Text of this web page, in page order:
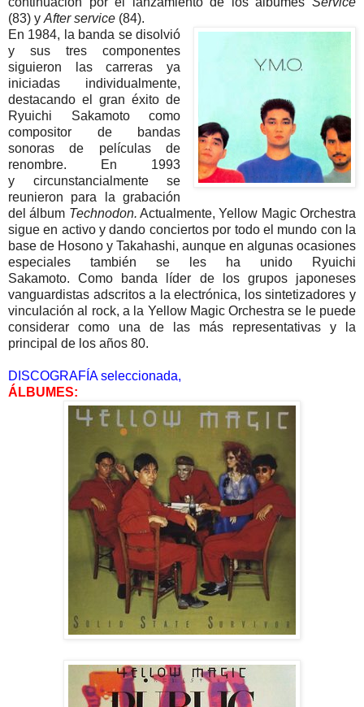
(83) y After service (84).
En 1984, la banda se disolvió
y sus tres componentes
siguieron las carreras ya
iniciadas individualmente,
destacando el gran éxito de
Ryuichi Sakamoto como
compositor de bandas
sonoras de películas de
renombre. En 1993
y circunstancialmente se
reunieron para la grabación
del álbum Technodon. Actualmente, Yellow Magic Orchestra
sigue en activo y dando conciertos por todo el mundo con la
base de Hosono y Takahashi, aunque en algunas ocasiones
especiales también se les ha unido Ryuichi
Sakamoto.Como banda líder de los grupos japoneses
vanguardistas adscritos a la electrónica, los sintetizadores y
vinculación al rock, a la Yellow Magic Orchestra se le puede
considerar como una de las más representativas y la
principal de los años 80.
DISCOGRAFÍA seleccionada,
ÁLBUMES: